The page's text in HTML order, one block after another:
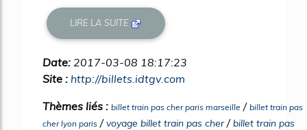
LIRE LA SUITE
Date: 2017-03-08 18:17:23
Site : http://billets.idtgv.com
Thèmes liés : billet train pas cher paris marseille / billet train pas
cher lyon paris /voyage billet train pas cher/billet train pas